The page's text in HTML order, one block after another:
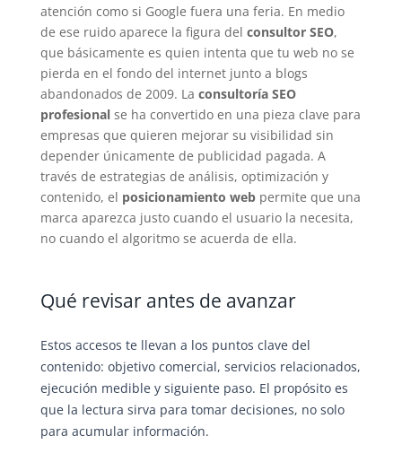
atención como si Google fuera una feria. En medio
de ese ruido aparece la figura del consultor SEO,
que básicamente es quien intenta que tu web no se
pierda en el fondo del internet junto a blogs
abandonados de 2009. La consultoría SEO
profesionalse ha convertido en una pieza clave para
empresas que quieren mejorar su visibilidad sin
depender únicamente de publicidad pagada. A
través de estrategias de análisis, optimización y
contenido, el posicionamiento webpermite que una
marca aparezca justo cuando el usuario la necesita,
no cuando el algoritmo se acuerda de ella.
Qué revisar antes de avanzar
Estos accesos te llevan a los puntos clave del
contenido: objetivo comercial, servicios relacionados,
ejecución medible y siguiente paso. El propósito es
que la lectura sirva para tomar decisiones, no solo
para acumular información.